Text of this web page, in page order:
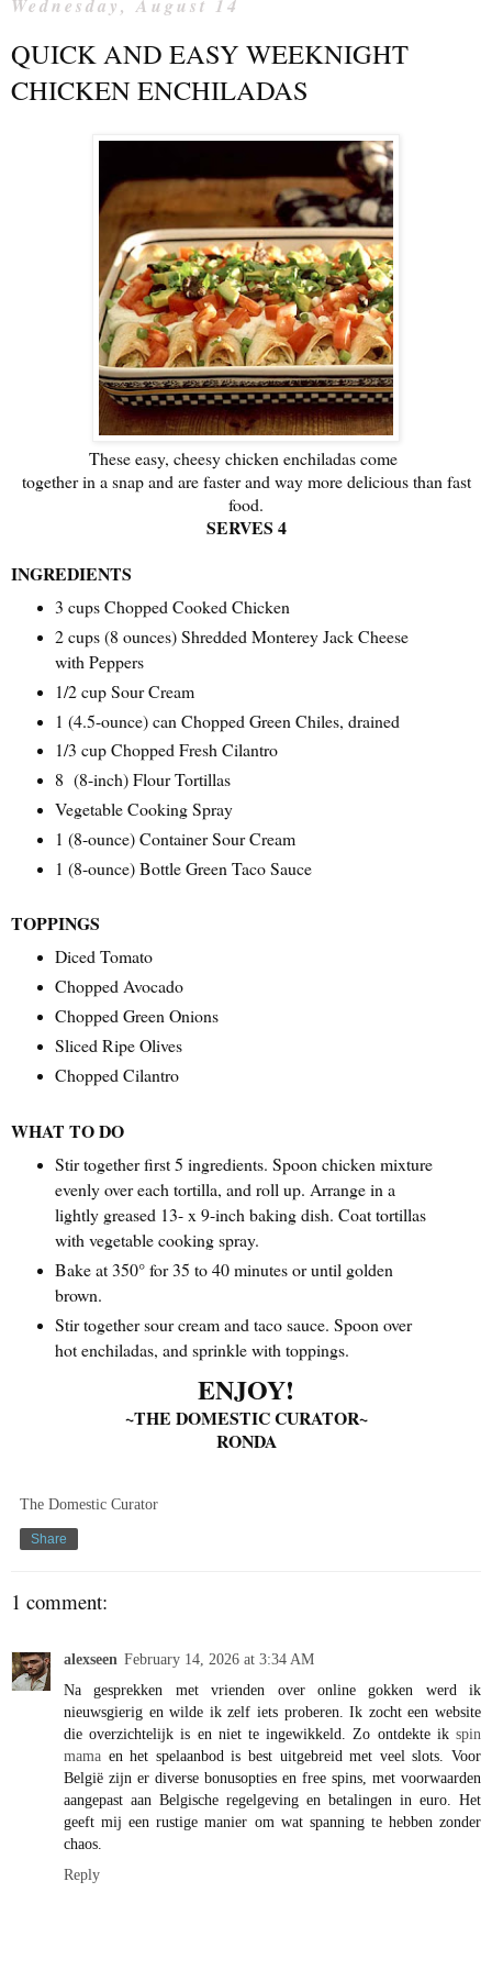
Wednesday, August 14
QUICK AND EASY WEEKNIGHT
CHICKEN ENCHILADAS
These easy, cheesy chicken enchiladas come
together in a snap and are faster and way more delicious than fast
food.
SERVES 4
INGREDIENTS
3 cups Chopped Cooked Chicken
2 cups (8 ounces) Shredded Monterey Jack Cheese
with Peppers
1/2 cup Sour Cream
1 (4.5-ounce) can Chopped Green Chiles, drained
1/3 cup Chopped Fresh Cilantro
8 (8-inch) Flour Tortillas
Vegetable Cooking Spray
1 (8-ounce) Container Sour Cream
1 (8-ounce) Bottle Green Taco Sauce
TOPPINGS
Diced Tomato
Chopped Avocado
Chopped Green Onions
Sliced Ripe Olives
Chopped Cilantro
WHAT TO DO
Stir together first 5 ingredients. Spoon chicken mixture
evenly over each tortilla, and roll up. Arrange in a
lightly greased 13- x 9-inch baking dish. Coat tortillas
with vegetable cooking spray.
Bake at 350° for 35 to 40 minutes or until golden
brown.
Stir together sour cream and taco sauce. Spoon over
hot enchiladas, and sprinkle with toppings.
ENJOY!
~THE DOMESTIC CURATOR~
RONDA
The Domestic Curator
Share
1 comment:
alexseen February 14, 2026 at 3:34 AM
Na gesprekken met vrienden over online gokken werd ik
nieuwsgierig en wilde ik zelf iets proberen. Ik zocht een website
die overzichtelijk is en niet te ingewikkeld. Zo ontdekte ik spin
mama en het spelaanbod is best uitgebreid met veel slots. Voor
België zijn er diverse bonusopties en free spins, met voorwaarden
aangepast aan Belgische regelgeving en betalingen in euro. Het
geeft mij een rustige manier om wat spanning te hebben zonder
chaos.
Reply